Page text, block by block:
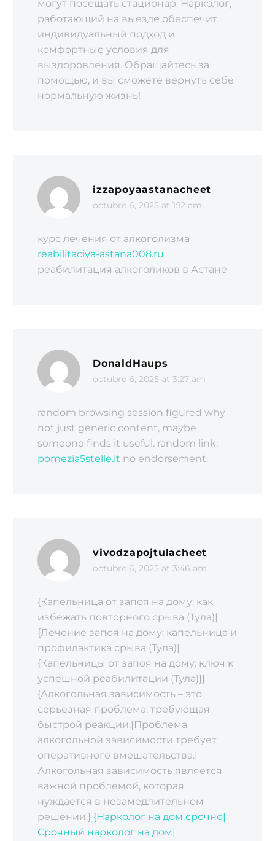
могут посещать стационар. Нарколог,
работающий на выезде обеспечит
индивидуальный подход и
комфортные условия для
выздоровления. Обращайтесь за
помощью, и вы сможете вернуть себе
нормальную жизнь!
izzapoyaastanacheet
octubre 6, 2025 at 1:12 am
курс лечения от алкоголизма
reabilitaciya-astana008.ru
реабилитация алкоголиков в Астане
DonaldHaups
octubre 6, 2025 at 3:27 am
random browsing session figured why
not just generic content, maybe
someone finds it useful. random link:
pomezia5stelle.it no endorsement.
vivodzapojtulacheet
octubre 6, 2025 at 3:46 am
{Капельница от запоя на дому: как
избежать повторного срыва (Тула)|
{Лечение запоя на дому: капельница и
профилактика срыва (Тула)|
{Капельницы от запоя на дому: ключ к
успешной реабилитации (Тула)}}
{Алкогольная зависимость – это
серьезная проблема‚ требующая
быстрой реакции.|Проблема
алкогольной зависимости требует
оперативного вмешательства.|
Алкогольная зависимость является
важной проблемой‚ которая
нуждается в незамедлительном
решении.} {Нарколог на дом срочно|
Срочный нарколог на дом|